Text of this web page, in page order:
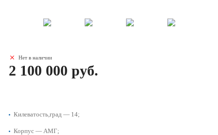
Нет в наличии
2 100 000 руб.
Килеватость,град — 14;
Корпус — АМГ;